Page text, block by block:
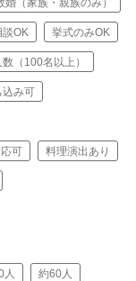
OK 挙式のみOK
数（100名以上）
込み可
可 料理演出あり
人 約60人